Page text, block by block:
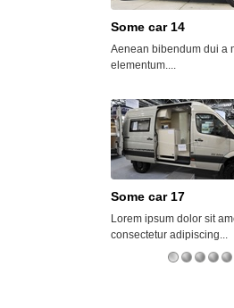
Some car 14
Aenean bibendum dui a
elementum....
Some car 17
Lorem ipsum dolor sit
consectetur adipiscing...